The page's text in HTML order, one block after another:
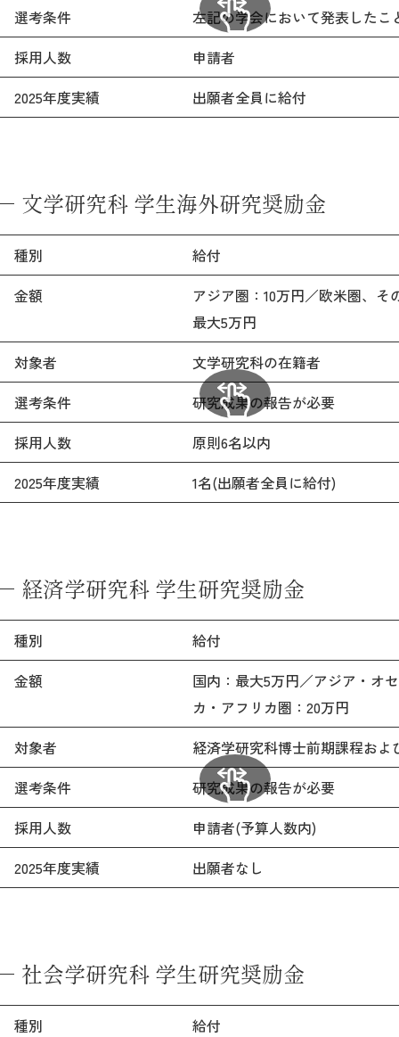
選考条件
左記の学会において発表したこ
採用人数
申請者
2025年度実績
出願者全員に給付
文学研究科 学生海外研究奨励金
種別
給付
金額
アジア圏：10万円／欧米圏、
最大5万円
対象者
文学研究科の在籍者
選考条件
研究成果の報告が必要
採用人数
原則6名以内
2025年度実績
1名(出願者全員に給付)
経済学研究科 学生研究奨励金
種別
給付
金額
国内：最大5万円／アジア・オ
カ・アフリカ圏：20万円
対象者
経済学研究科博士前期課程お
選考条件
研究成果の報告が必要
採用人数
申請者(予算人数内)
2025年度実績
出願者なし
社会学研究科 学生研究奨励金
種別
給付